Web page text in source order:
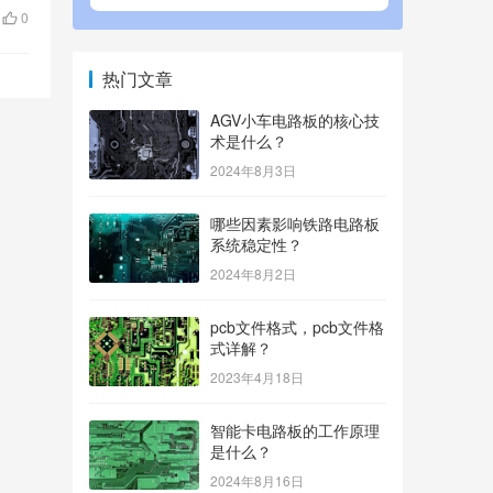
0
热门文章
AGV小车电路板的核心技
术是什么？
2024年8月3日
哪些因素影响铁路电路板
系统稳定性？
2024年8月2日
pcb文件格式，pcb文件格
式详解？
2023年4月18日
智能卡电路板的工作原理
是什么？
2024年8月16日